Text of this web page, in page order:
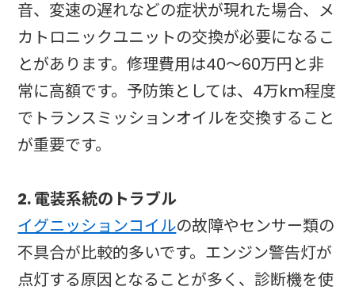
音、変速の遅れなどの症状が現れた場合、メ
カトロニックユニットの交換が必要になるこ
とがあります。修理費用は40〜60万円と非
常に高額です。予防策としては、4万km程度
でトランスミッションオイルを交換すること
が重要です。
2. 電装系統のトラブル
イグニッションコイルの故障やセンサー類の
不具合が比較的多いです。エンジン警告灯が
点灯する原因となることが多く、診断機を使